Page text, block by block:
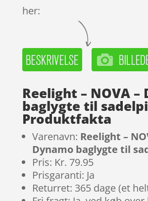
her:
Reelight – NOVA –
baglygte til
Produktfakta
Varenavn: Reelight –
Dynamo baglygte til
Pris: Kr. 79.95
Prisgaranti: Ja
Returret: 365 dage (et